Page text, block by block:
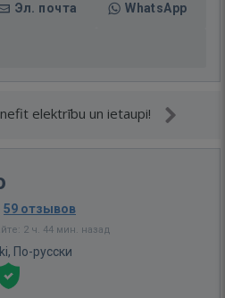
Эл. почта WhatsApp
elektrību un ietaupi!
59 отзывов
2 ч. 44 мин. назад
По-русски